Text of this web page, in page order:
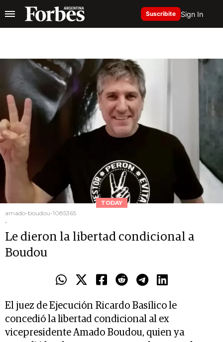
Suscribite Sign In
TODAY
amado-boudou-1085365
.
Le dieron la libertad condicional a
Boudou
El juez de Ejecución Ricardo Basílico le
concedió la libertad condicional al ex
vicepresidente Amado Boudou, quien ya